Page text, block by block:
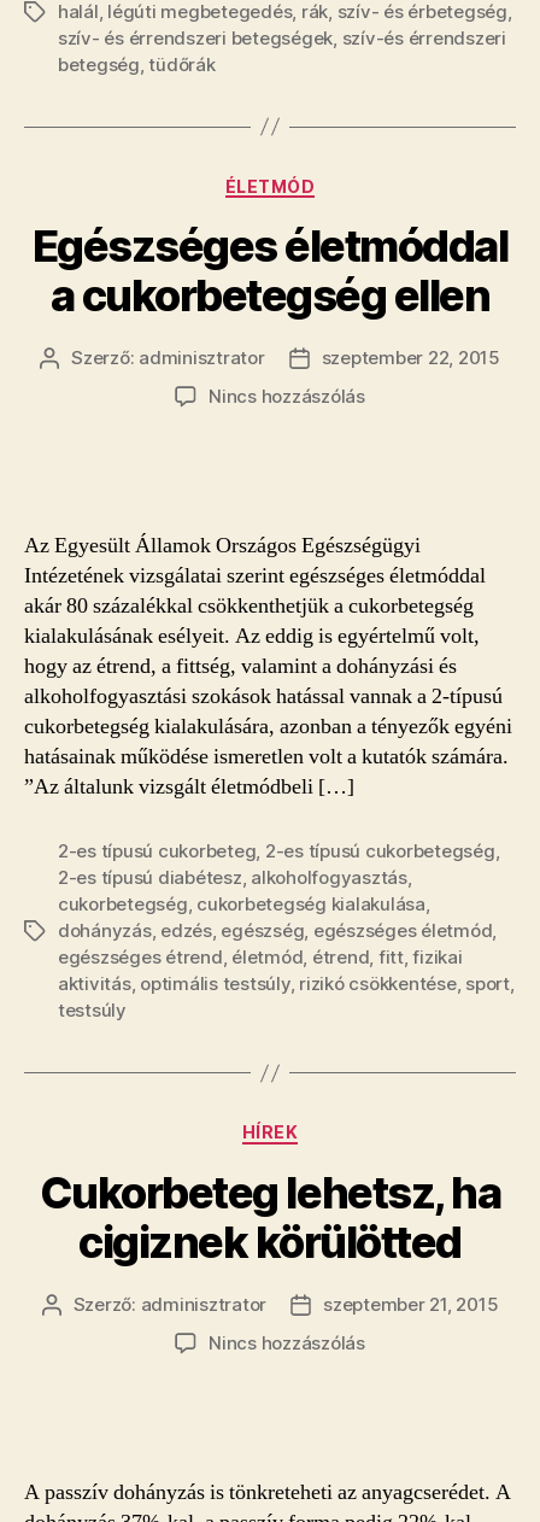
Címkék
halál légúti megbetegedés, rák szív- és érbetegség
szív- és érrendszeri betegségek szív-és érrendszeri
betegség ,tüdőrák
Kategóriák
ÉLETMÓD
Egészséges életmóddal
a cukorbetegség ellen
Bejegyzés
Szerző: adminisztrator
Bejegyzés
dátuma
szeptember 22, 2015
Nincs hozzászólása(z)
bejegyzéshez
Az Egyesült Államok Országos Egészségügyi
Intézetének vizsgálatai szerint egészséges életmóddal
akár 80 százalékkal csökkenthetjük a cukorbetegség
kialakulásának esélyeit. Az eddig is egyértelmű volt,
hogy az étrend, a fittség, valamint a dohányzási és
alkoholfogyasztási szokások hatással vannak a 2-típusú
cukorbetegség kialakulására, azonban a tényezők egyéni
hatásainak működése ismeretlen volt a kutatók számára.
”Az általunk vizsgált életmódbeli […]
Címkék
2-es típusú cukorbeteg, 2-es típusú cukorbetegség,
2-es típusú diabétesz, alkoholfogyasztás,
cukorbetegség, cukorbetegség kialakulása,
dohányzás, edzés, egészség, egészséges életmód,
egészséges étrend, életmód, étrend, fitt,fizikai
aktivitás, optimális testsúly, rizikó csökkentése, sport,
testsúly
Kategóriák
HÍREK
Cukorbeteg lehetsz, ha
cigiznek körülötted
Bejegyzés
Szerző: adminisztrator
Bejegyzés
dátuma
szeptember 21, 2015
Nincs hozzászólása(z)
bejegyzéshez
A passzív dohányzás is tönkreteheti az anyagcserédet. A